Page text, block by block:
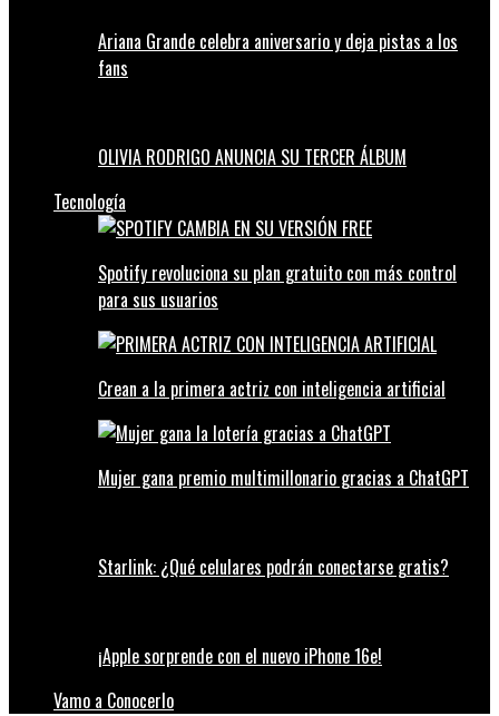
Ariana Grande celebra aniversario y deja pistas a los
fans
OLIVIA RODRIGO ANUNCIA SU TERCER ÁLBUM
Tecnología
Spotify revoluciona su plan gratuito con más control
para sus usuarios
Crean a la primera actriz con inteligencia artificial
Mujer gana premio multimillonario gracias a ChatGPT
Starlink: ¿Qué celulares podrán conectarse gratis?
¡Apple sorprende con el nuevo iPhone 16e!
Vamo a Conocerlo